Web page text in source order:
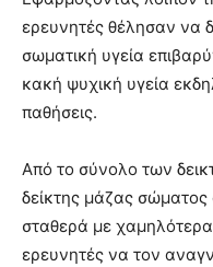
ερευνητές θέλησαν να
σωματική υγεία
κακή ψυχική υγεία
παθήσεις.
Από το σύνολο των
δείκτης μάζας
σταθερά με
ερευνητές να τον